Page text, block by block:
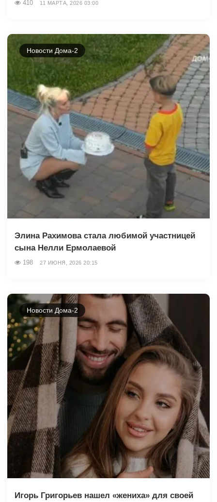
410 11 МАРТА, 2026 03:00
Новости Дома-2
Элина Рахимова стала любимой участницей
сына Нелли Ермолаевой
198 27 ИЮНЯ, 2026 20:15
Новости Дома-2
Игорь Григорьев нашел «жениха» для своей